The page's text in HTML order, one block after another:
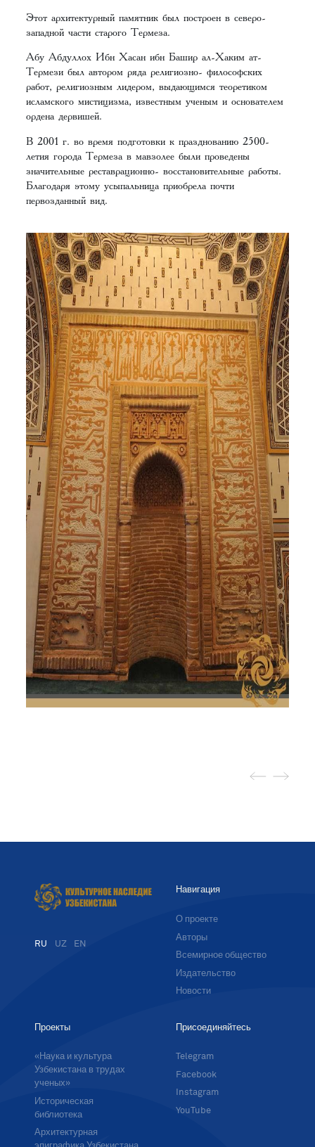
Этот архитектурный памятник был построен в северо-
западной части старого Термеза.
Абу Абдуллох Ибн Хасан ибн Башир ал-Хаким ат-
Термези был автором ряда религиозно- философских
работ, религиозным лидером, выдающимся теоретиком
исламского мистицизма, известным ученым и основателем
ордена дервишей.
В 2001 г. во время подготовки к празднованию 2500-
летия города Термеза в мавзолее были проведены
значительные реставрационно- восстановительные работы.
Благодаря этому усыпальница приобрела почти
первозданный вид.
RU UZ EN
Навигация
О проекте
Авторы
Всемирное общество
Издательство
Новости
Проекты
«Наука и культура
Узбекистана в трудах
ученых»
Историческая
библиотека
Архитектурная
Присоединяйтесь
Telegram
Facebook
Instagram
YouTube